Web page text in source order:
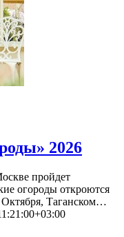
2026
пройдет
огороды откроются
Октября, Таганском…